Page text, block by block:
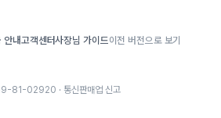
안내고객센터사장님 가이드이전 버전으로 보기
81-02920 · 통신판매업 신고